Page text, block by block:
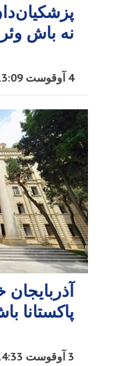
نه باش
4 آوقوست 13:09
پاکستانا
3 آوقوست 14:33